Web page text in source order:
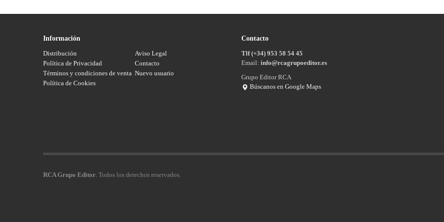
Información
Distribución
Aviso Legal
Política de Privacidad
Contacto
Términos y condiciones de venta Nuevo usuario
Política de Cookies
Contacto
Tlf (+34) 953 58 54 45
Email: info@rcagrupoeditor.es
Grupo Editor RCA
Búscanos en Google Maps
RCA Grupo Editor. Todos los derechos reservados.